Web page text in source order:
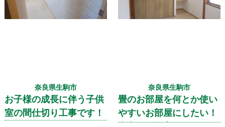
奈良県生駒市
お子様の成長に伴う子供
室の間仕切り工事です！
奈良県生駒市
畳のお部屋を何とか使い
やすいお部屋にしたい！